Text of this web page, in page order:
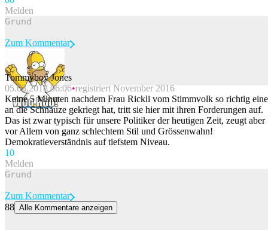
Melden
Beitrag melden
Zum Kommentar
Tommyboy Jones
05.03.2018 06:06 registriert November 2016
Keine 5 Minuten nachdem Frau Rickli vom Stimmvolk so richtig
an die Schnauze gekriegt hat, tritt sie hier mit ihren Forderungen auf.
Das ist zwar typisch für unsere Politiker der heutigen Zeit, zeugt aber
vor Allem von ganz schlechtem Stil und Grössenwahn!
Demokratieverständnis auf tiefstem Niveau.
10
Melden
Zum Kommentar
88 Alle Kommentare anzeigen